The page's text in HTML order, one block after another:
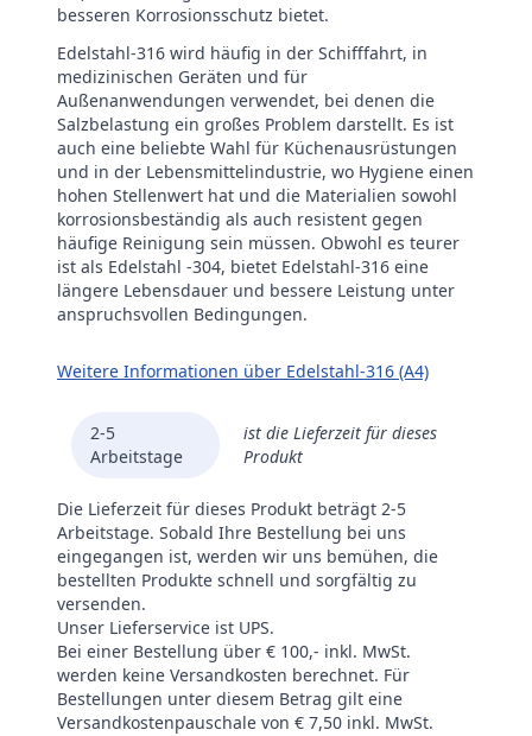
besseren Korrosionsschutz bietet.
Edelstahl-316 wird häufig in der Schifffahrt, in
medizinischen Geräten und für
Außenanwendungen verwendet, bei denen die
Salzbelastung ein großes Problem darstellt. Es ist
auch eine beliebte Wahl für Küchenausrüstungen
und in der Lebensmittelindustrie, wo Hygiene einen
hohen Stellenwert hat und die Materialien sowohl
korrosionsbeständig als auch resistent gegen
häufige Reinigung sein müssen. Obwohl es teurer
ist als Edelstahl -304, bietet Edelstahl-316 eine
längere Lebensdauer und bessere Leistung unter
anspruchsvollen Bedingungen.
Weitere Informationen über Edelstahl-316 (A4)
2-5
Arbeitstage
ist die Lieferzeit für dieses
Produkt
Die Lieferzeit für dieses Produkt beträgt 2-5
Arbeitstage. Sobald Ihre Bestellung bei uns
eingegangen ist, werden wir uns bemühen, die
bestellten Produkte schnell und sorgfältig zu
versenden.
Unser Lieferservice ist UPS.
Bei einer Bestellung über € 100,- inkl. MwSt.
werden keine Versandkosten berechnet. Für
Bestellungen unter diesem Betrag gilt eine
Versandkostenpauschale von € 7,50 inkl. MwSt.